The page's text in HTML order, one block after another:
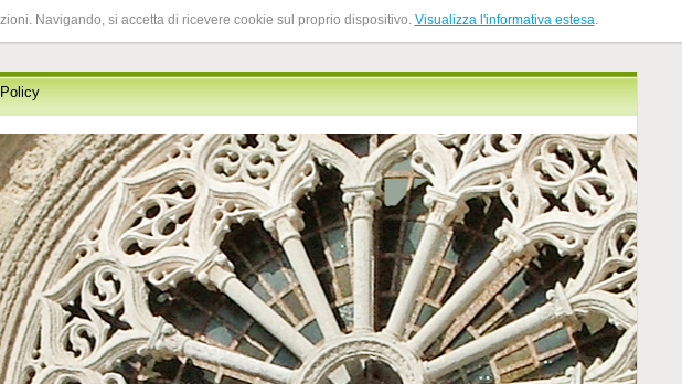
Navigando, si accetta di ricevere cookie sul proprio dispositivo. Visualizza l'informativa estesa.